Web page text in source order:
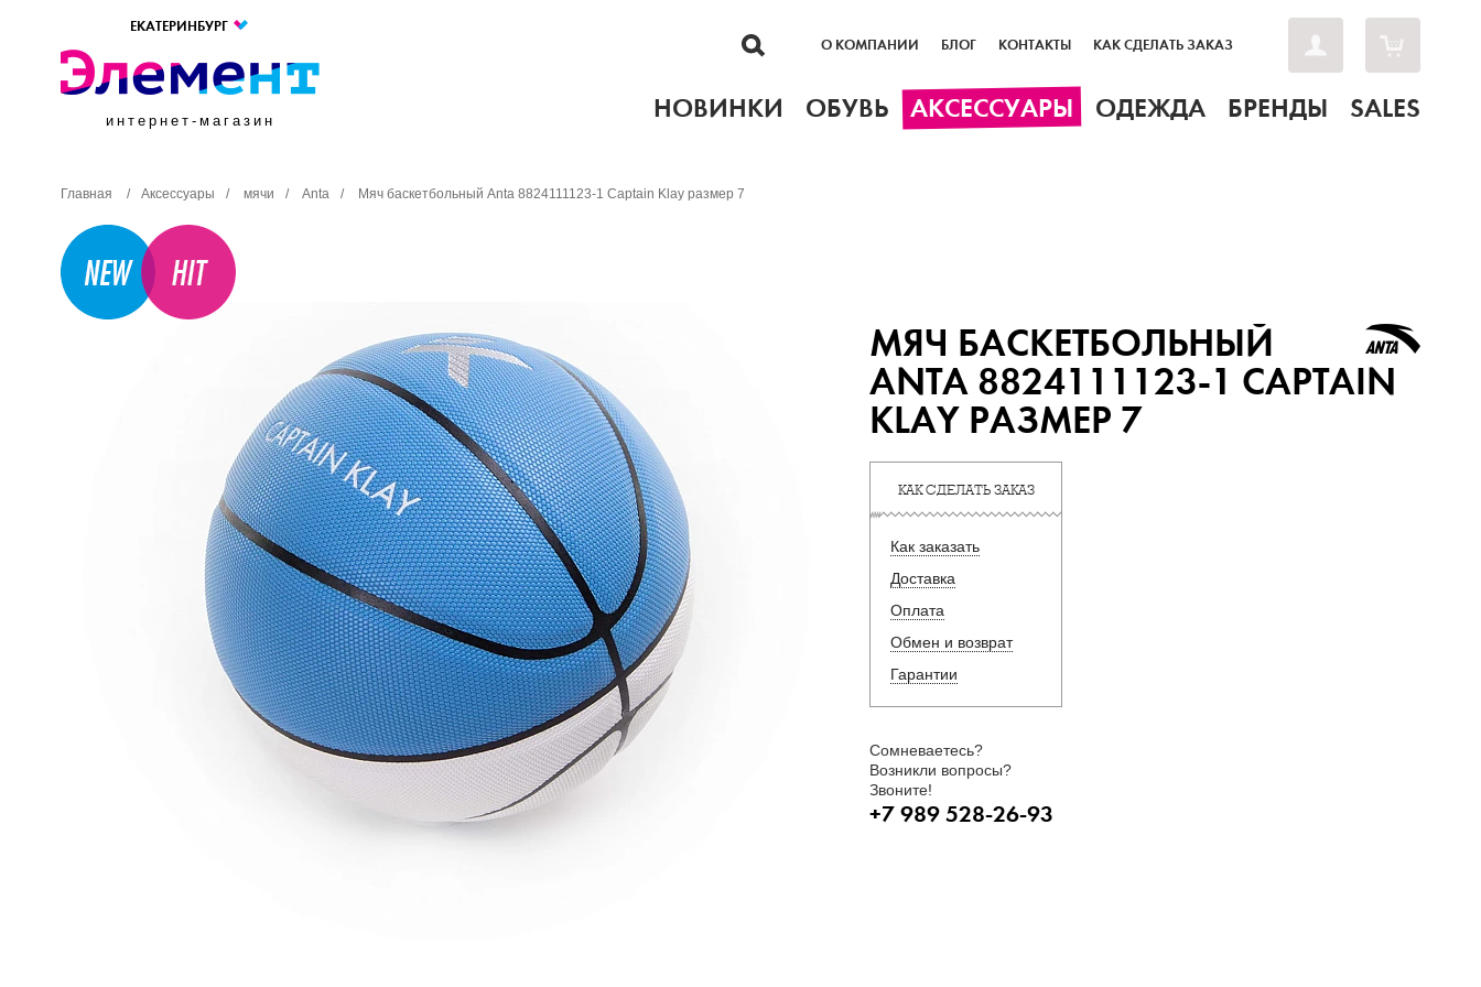
ЕКАТЕРИНБУРГ
интернет-магазин
О КОМПАНИИ БЛОГ КОНТАКТЫ КАК СДЕЛАТЬ ЗАКАЗ
НОВИНКИ ОБУВЬ АКСЕССУАРЫ ОДЕЖДА БРЕНДЫ SALES
Главная / Аксессуары / мячи / Anta / Мяч баскетбольный Anta 8824111123-1 Captain Klay размер 7
МЯЧ БАСКЕТБОЛЬНЫЙ
ANTA 8824111123-1 CAPTAIN
KLAY РАЗМЕР 7
КАК СДЕЛАТЬ ЗАКАЗ
Как заказать
Доставка
Оплата
Обмен и возврат
Гарантии
Сомневаетесь?
Возникли вопросы?
Звоните!
+7 989 528-26-93